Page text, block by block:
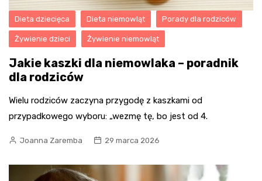
Dieta dziecięca Dieta niemowląt Porady dla rodziców
Żywienie dzieci Żywienie niemowląt
Jakie kaszki dla niemowlaka – poradnik
dla rodziców
Wielu rodziców zaczyna przygodę z kaszkami od
przypadkowego wyboru: „wezmę tę, bo jest od 4.
Joanna Zaremba 29 marca 2026